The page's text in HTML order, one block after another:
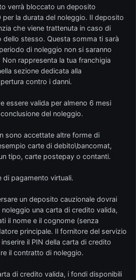
verrà bloccato un deposito
per la durata del noleggio. Il deposito
che viene trattenuta in caso di
dello stesso. Questa somma ti sarà
di noleggio non si saranno
rappresenta la tua franchigia
sezione dedicata alla
contro i danni.
essere valida per almeno 6 mesi
del noleggio.
sono accettate altre forme di
carte di debito\bancomat,
tipo, carte postepay o contanti.
di pagamento virtuali.
un deposito cauzionale dovrai
una carta di credito valida,
il nome e il cognome (senza
principale. Il fornitore del servizio
il PIN della carta di credito
il contratto di noleggio.
di credito valida, i fondi disponibili